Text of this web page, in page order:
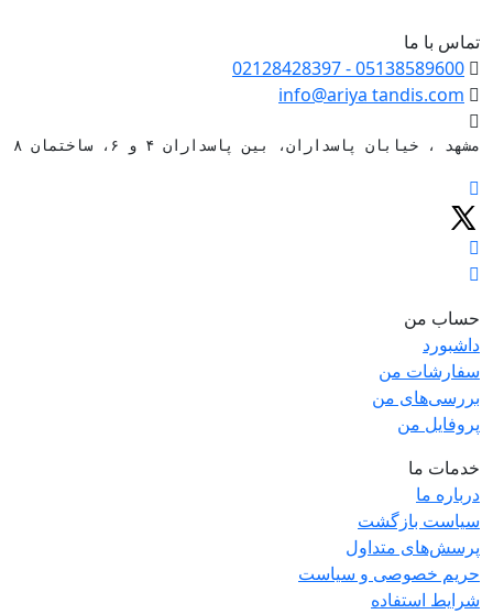
دو عدد ورق با ضخامت 1 میلی متر برای ساخت کاستوم تری
یک عدد محفظه نگهدارنده تری
تماس با ما
05138589600
- 02128428397
info@ariya tandis.com
مشهد ، خیابان پاسداران، بین پاسداران ۴ و ۶، ساختمان ۸۸
حساب من
داشبورد
سفارشات من
بررسی‌های من
پروفایل من
خدمات ما
درباره ما
سیاست بازگشت
پرسش‌های متداول
حریم خصوصی و سیاست
شرایط استفاده